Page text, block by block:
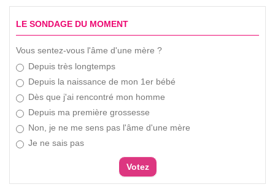
LE SONDAGE DU MOMENT
Vous sentez-vous l'âme d'une mère ?
Depuis très longtemps
Depuis la naissance de mon 1er bébé
Dès que j'ai rencontré mon homme
Depuis ma première grossesse
Non, je ne me sens pas l'âme d'une mère
Je ne sais pas